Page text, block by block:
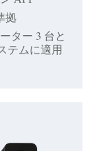
拠
ター 3 台と
テムに適用